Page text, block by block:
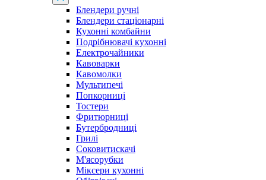
Блендери ручні
Блендери стаціонарні
Кухонні комбайни
Подрібнювачі кухонні
Електрочайники
Кавоварки
Кавомолки
Мультипечі
Попкорниці
Тостери
Фритюрниці
Бутербродниці
Грилі
Соковитискачі
М'ясорубки
Міксери кухонні